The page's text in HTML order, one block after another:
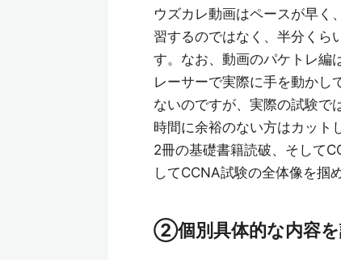
ウズカレ動画はペースが早く
習するのではなく、半分くら
す。なお、動画のパケトレ編
レーサーで実際に手を動かし
ないのですが、実際の試験で
時間に余裕のない方はカット
2冊の基礎書籍読破、そして
してCCNA試験の全体像を掴
②個別具体的な内容を